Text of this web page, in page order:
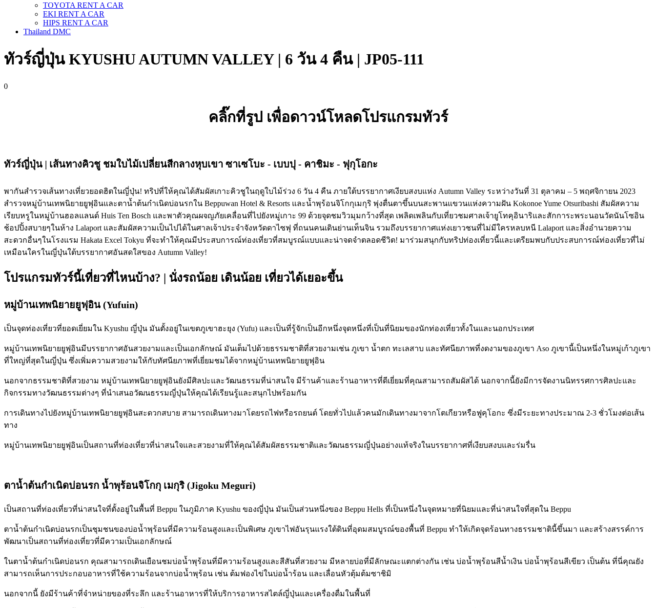
TOYOTA RENT A CAR
EKI RENT A CAR
HIPS RENT A CAR
Thailand DMC
ทัวร์ญี่ปุ่น KYUSHU AUTUMN VALLEY | 6 วัน 4 คืน | JP05-111
0
คลิ๊กที่รูป เพื่อดาวน์โหลดโปรแกรมทัวร์
ทัวร์​ญี่ปุ่น | เส้นทางคิวชู ชมใบไม้เปลี่ยนสีกลางหุบเขา ซาเซโบะ - เบบปุ - คาชิมะ - ฟุกุโอกะ
พากันสำรวจเส้นทางเที่ยวยอดฮิตในญี่ปุ่น! ทริปที่ให้คุณได้สัมผัสเกาะคิวชูในฤดูใบไม้ร่วง 6 วัน 4 คืน ภายใต้บรรยากาศเงียบสงบแห่ง Autumn Valley ระหว่างวันที่ 31 ตุลาคม – 5 พฤศจิกายน 2023
สำรวจหมู่บ้านเทพนิยายยูฟุอินและตาน้ำต้นกำเนิดบ่อนรกใน Beppuwan Hotel & Resorts และน้ำพุร้อนจิโกกุเมกุริ พุ่งตื่นตาขึ้นบนสะพานแขวนแห่งความฝัน Kokonoe Yume Otsuribashi สัมผัสความ
เรียบหรูในหมู่บ้านฮอลแลนด์ Huis Ten Bosch และพาตัวคุณผจญภัยเคลื่อนที่ไปยังหมู่เกาะ 99 ด้วยจุดชมวิวมุมกว้างที่สุด เพลิดเพลินกับเที่ยวชมศาลเจ้ายูโทคุอินาริและสักการะพระนอนวัดนันโซอิน
ช้อปปิ้งสบายๆในห้าง Lalaport และสัมผัสความเป็นไปได้ในศาลเจ้าประจำจังหวัดดาไซฟุ ที่ถนนคนเดินย่านเท็นจิน รวมถึงบรรยากาศแห่งเยาวชนที่ไม่มีใครหลบหนี Lalaport และสิ่งอำนวยความ
สะดวกอื่นๆในโรงแรม Hakata Excel Tokyu ที่จะทำให้คุณมีประสบการณ์ท่องเที่ยวที่สมบูรณ์แบบและน่าจดจำตลอดชีวิต! มาร่วมสนุกกับทริปท่องเที่ยวนี้และเตรียมพบกับประสบการณ์ท่องเที่ยวที่ไม่
เหมือนใครในญี่ปุ่นใต้บรรยากาศอันสดใสของ Autumn Valley!
โปรแกรมทัวร์นี้เที่ยวที่ไหนบ้าง? | นั่งรถน้อย เดินน้อย เที่ยวได้เยอะขึ้น
หมู่บ้านเทพนิยายยูฟุอิน (Yufuin)
เป็นจุดท่องเที่ยวที่ยอดเยี่ยมใน Kyushu ญี่ปุ่น มันตั้งอยู่ในเขตภูเขาฮะยุง (Yufu) และเป็นที่รู้จักเป็นอีกหนึ่งจุดหนึ่งที่เป็นที่นิยมของนักท่องเที่ยวทั้งในและนอกประเทศ
หมู่บ้านเทพนิยายยูฟุอินมีบรรยากาศอันสวยงามและเป็นเอกลักษณ์ มันเต็มไปด้วยธรรมชาติที่สวยงามเช่น ภูเขา น้ำตก ทะเลสาบ และทัศนียภาพที่งดงามของภูเขา Aso ภูเขานี้เป็นหนึ่งในหมู่เก้าภูเขา
ที่ใหญ่ที่สุดในญี่ปุ่น ซึ่งเพิ่มความสวยงามให้กับทัศนียภาพที่เยี่ยมชมได้จากหมู่บ้านเทพนิยายยูฟุอิน
นอกจากธรรมชาติที่สวยงาม หมู่บ้านเทพนิยายยูฟุอินยังมีศิลปะและวัฒนธรรมที่น่าสนใจ มีร้านค้าและร้านอาหารที่ดีเยี่ยมที่คุณสามารถสัมผัสได้ นอกจากนี้ยังมีการจัดงานนิทรรศการศิลปะและ
กิจกรรมทางวัฒนธรรมต่างๆ ที่นำเสนอวัฒนธรรมญี่ปุ่นให้คุณได้เรียนรู้และสนุกไปพร้อมกัน
การเดินทางไปยังหมู่บ้านเทพนิยายยูฟุอินสะดวกสบาย สามารถเดินทางมาโดยรถไฟหรือรถยนต์ โดยทั่วไปแล้วคนมักเดินทางมาจากโตเกียวหรือฟูคุโอกะ ซึ่งมีระยะทางประมาณ 2-3 ชั่วโมงต่อเส้น
ทาง
หมู่บ้านเทพนิยายยูฟุอินเป็นสถานที่ท่องเที่ยวที่น่าสนใจและสวยงามที่ให้คุณได้สัมผัสธรรมชาติและวัฒนธรรมญี่ปุ่นอย่างแท้จริงในบรรยากาศที่เงียบสงบและร่มรื่น
ตาน้ำต้นกำเนิดบ่อนรก น้ำพุร้อนจิโกกุ เมกุริ (Jigoku Meguri)
เป็นสถานที่ท่องเที่ยวที่น่าสนใจที่ตั้งอยู่ในพื้นที่ Beppu ในภูมิภาค Kyushu ของญี่ปุ่น มันเป็นส่วนหนึ่งของ Beppu Hells ที่เป็นหนึ่งในจุดหมายที่นิยมและที่น่าสนใจที่สุดใน Beppu
ตาน้ำต้นกำเนิดบ่อนรกเป็นชุมชนของบ่อน้ำพุร้อนที่มีความร้อนสูงและเป็นพิเศษ ภูเขาไฟอันรุนแรงใต้ดินที่อุดมสมบูรณ์ของพื้นที่ Beppu ทำให้เกิดจุดร้อนทางธรรมชาตินี้ขึ้นมา และสร้างสรรค์การ
พัฒนาเป็นสถานที่ท่องเที่ยวที่มีความเป็นเอกลักษณ์
ในตาน้ำต้นกำเนิดบ่อนรก คุณสามารถเดินเยือนชมบ่อน้ำพุร้อนที่มีความร้อนสูงและสีสันที่สวยงาม มีหลายบ่อที่มีลักษณะแตกต่างกัน เช่น บ่อน้ำพุร้อนสีน้ำเงิน บ่อน้ำพุร้อนสีเขียว เป็นต้น ที่นี่คุณยัง
สามารถเห็นการประกอบอาหารที่ใช้ความร้อนจากบ่อน้ำพุร้อน เช่น ต้มฟองไข่ในบ่อน้ำร้อน และเลื่อนหัวตุ้มต้มซาชิมิ
นอกจากนี้ ยังมีร้านค้าที่จำหน่ายของที่ระลึก และร้านอาหารที่ให้บริการอาหารสไตล์ญี่ปุ่นและเครื่องดื่มในพื้นที่